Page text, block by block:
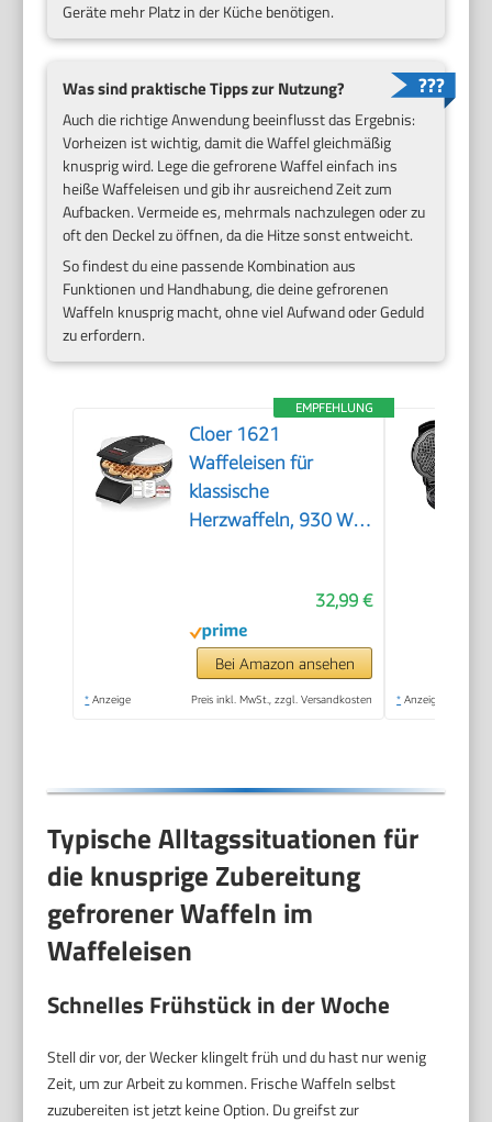
Geräte mehr Platz in der Küche benötigen.
Was sind praktische Tipps zur Nutzung?
Auch die richtige Anwendung beeinflusst das Ergebnis:
Vorheizen ist wichtig, damit die Waffel gleichmäßig
knusprig wird. Lege die gefrorene Waffel einfach ins
heiße Waffeleisen und gib ihr ausreichend Zeit zum
Aufbacken. Vermeide es, mehrmals nachzulegen oder zu
oft den Deckel zu öffnen, da die Hitze sonst entweicht.
So findest du eine passende Kombination aus
Funktionen und Handhabung, die deine gefrorenen
Waffeln knusprig macht, ohne viel Aufwand oder Geduld
zu erfordern.
EMPFEHLUNG
Cloer 1621
Waffeleisen für
klassische
Herzwaffeln, 930 W,
Bräunungsgrad, weiß,
Metall
32,99 €
Bei Amazon ansehen
* Anzeige Preis inkl. MwSt., zzgl. Versandkosten * Anzeige
Typische Alltagssituationen für
die knusprige Zubereitung
gefrorener Waffeln im
Waffeleisen
Schnelles Frühstück in der Woche
Stell dir vor, der Wecker klingelt früh und du hast nur wenig
Zeit, um zur Arbeit zu kommen. Frische Waffeln selbst
zuzubereiten ist jetzt keine Option. Du greifst zur